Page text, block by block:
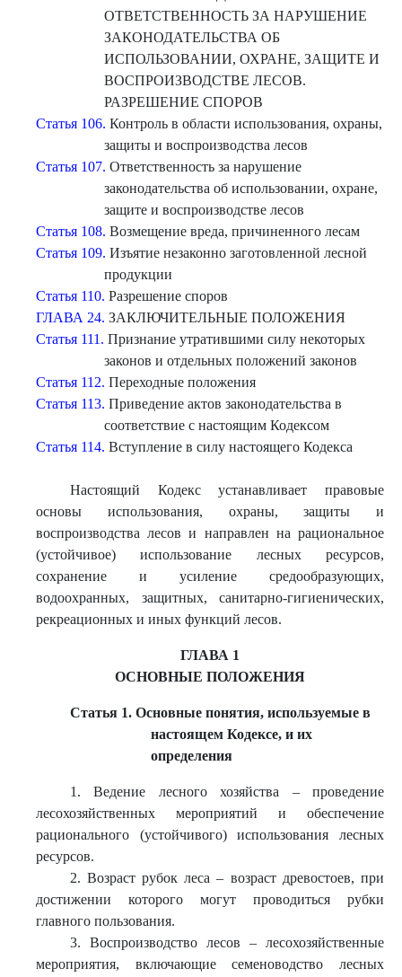
ОТВЕТСТВЕННОСТЬ ЗА НАРУШЕНИЕ
ЗАКОНОДАТЕЛЬСТВА ОБ
ИСПОЛЬЗОВАНИИ, ОХРАНЕ, ЗАЩИТЕ И
ВОСПРОИЗВОДСТВЕ ЛЕСОВ.
РАЗРЕШЕНИЕ СПОРОВ
Статья 106. Контроль в области использования, охраны,
защиты и воспроизводства лесов
Статья 107. Ответственность за нарушение
законодательства об использовании, охране,
защите и воспроизводстве лесов
Статья 108. Возмещение вреда, причиненного лесам
Статья 109. Изъятие незаконно заготовленной лесной
продукции
Статья 110. Разрешение споров
ГЛАВА 24. ЗАКЛЮЧИТЕЛЬНЫЕ ПОЛОЖЕНИЯ
Статья 111. Признание утратившими силу некоторых
законов и отдельных положений законов
Статья 112. Переходные положения
Статья 113. Приведение актов законодательства в
соответствие с настоящим Кодексом
Статья 114. Вступление в силу настоящего Кодекса
Настоящий Кодекс устанавливает правовые
основы использования, охраны, защиты и
воспроизводства лесов и направлен на рациональное
(устойчивое) использование лесных ресурсов,
сохранение и усиление средообразующих,
водоохранных, защитных, санитарно-гигиенических,
рекреационных и иных функций лесов.
ГЛАВА 1
ОСНОВНЫЕ ПОЛОЖЕНИЯ
Статья 1. Основные понятия, используемые в
настоящем Кодексе, и их
определения
1. Ведение лесного хозяйства – проведение
лесохозяйственных мероприятий и обеспечение
рационального (устойчивого) использования лесных
ресурсов.
2. Возраст рубок леса – возраст древостоев, при
достижении которого могут проводиться рубки
главного пользования.
3. Воспроизводство лесов – лесохозяйственные
мероприятия, включающие семеноводство лесных